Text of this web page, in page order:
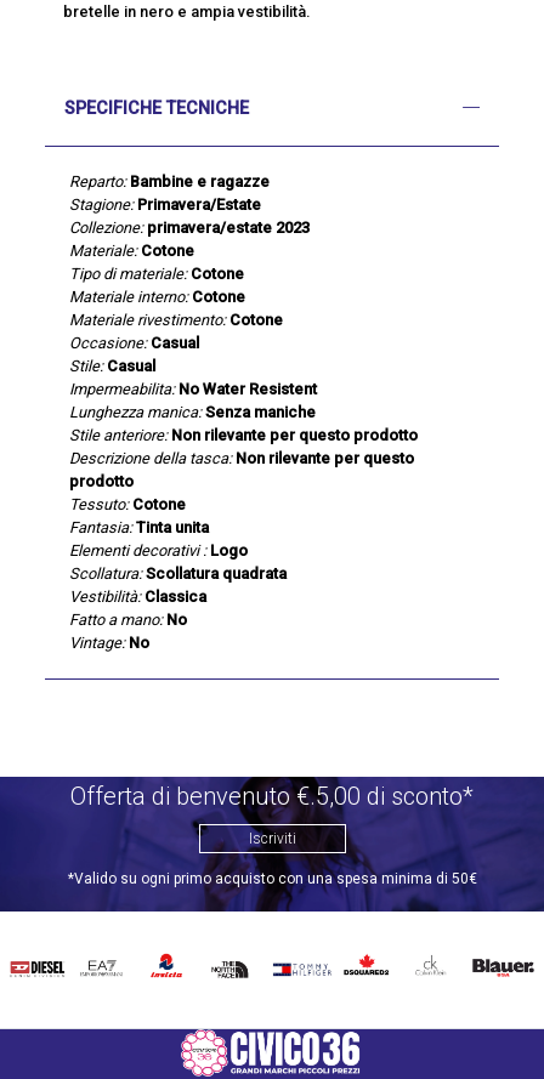
bretelle in nero e ampia vestibilità.
SPECIFICHE TECNICHE
Reparto: Bambine e ragazze
Stagione: Primavera/Estate
Collezione: primavera/estate 2023
Materiale: Cotone
Tipo di materiale: Cotone
Materiale interno: Cotone
Materiale rivestimento: Cotone
Occasione: Casual
Stile: Casual
Impermeabilita: No Water Resistent
Lunghezza manica: Senza maniche
Stile anteriore: Non rilevante per questo prodotto
Descrizione della tasca: Non rilevante per questo
prodotto
Tessuto: Cotone
Fantasia: Tinta unita
Elementi decorativi : Logo
Scollatura: Scollatura quadrata
Vestibilità: Classica
Fatto a mano: No
Vintage: No
Offerta di benvenuto €.5,00 di sconto*
Iscriviti
*Valido su ogni primo acquisto con una spesa minima di 50€
DIESEL EA7 INVICTATHE
TOMMY
DSQUARED2
CALVIN BLAUER